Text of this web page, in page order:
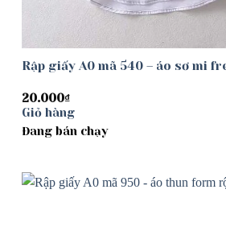
Rập giấy A0 mã 540 – áo sơ mi
20.000₫
Giỏ hàng
Đang bán chạy